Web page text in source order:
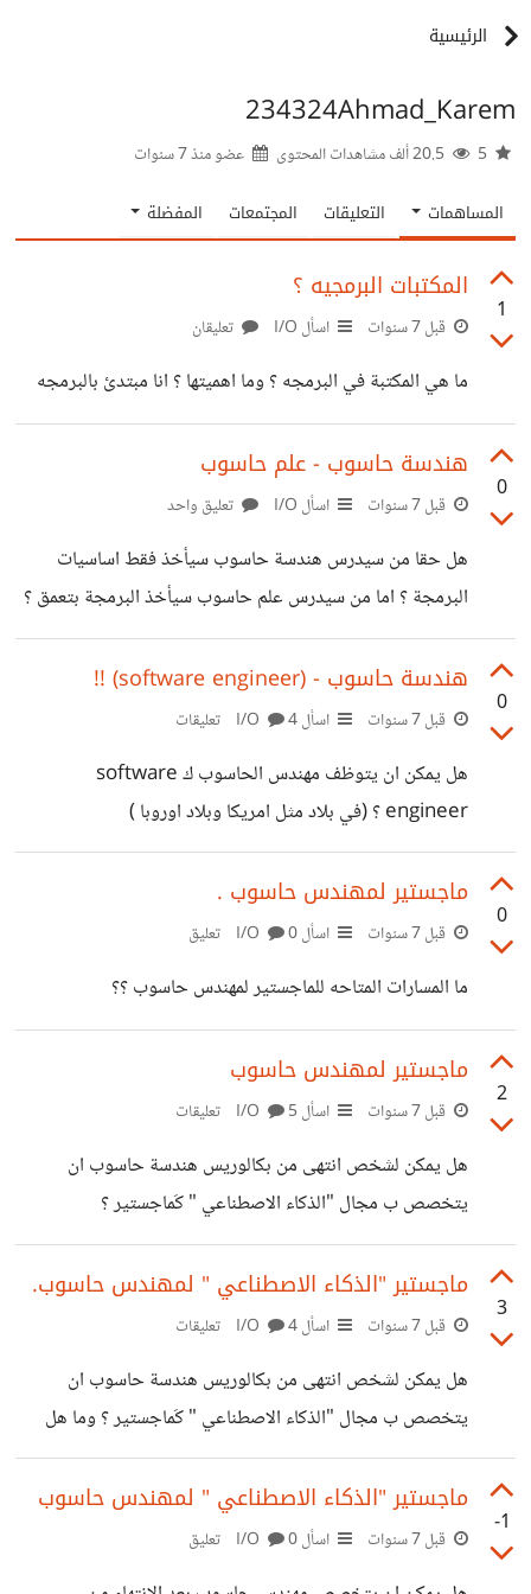
الرئيسية
234324Ahmad_Karem
عضو منذ7 سنوات
المساهمات التعليقات المجتمعات المفضلة
1
المكتبات البرمجيه ؟
قبل 7 سنوات اسأل I/O تعليقان
ما هي المكتبة في البرمجه ؟ وما اهميتها ؟ انا مبتدئ بالبرمجه
0
هندسة حاسوب - علم حاسوب
قبل 7 سنوات اسأل I/O تعليق واحد
هل حقا من سيدرس هندسة حاسوب سيأخذ فقط اساسيات
البرمجة ؟ اما من سيدرس علم حاسوب سيأخذ البرمجة بتعمق ؟
0
هندسة حاسوب - (software engineer) !!
قبل 7 سنوات اسأل I/O4 تعليقات
هل يمكن ان يتوظف مهندس الحاسوب ك software
engineer ؟ (في بلاد مثل امريكا وبلاد اوروبا )
0
ماجستير لمهندس حاسوب .
قبل 7 سنوات اسأل I/O0 تعليق
ما المسارات المتاحه للماجستير لمهندس حاسوب ؟؟
2
ماجستير لمهندس حاسوب
قبل 7 سنوات اسأل I/O 5 تعليقات
هل يمكن لشخص انتهى من بكالوريس هندسة حاسوب ان
يتخصص ب مجال "الذكاء الاصطناعي " كَماجستير ؟
3
ماجستير "الذكاء الاصطناعي " لمهندس حاسوب.
قبل 7 سنوات اسأل I/O4 تعليقات
هل يمكن لشخص انتهى من بكالوريس هندسة حاسوب ان
يتخصص ب مجال "الذكاء الاصطناعي " كَماجستير ؟ وما هل
التخصصات المتاحه للماجستير لمهندس حاسوب ؟ وهل تختلف
بشدة عن تخصصات الماجستير لعلم الحاسوب ؟ ام هناك
تخصصات مشتركة ؟
-1
ماجستير "الذكاء الاصطناعي " لمهندس حاسوب
قبل 7 سنوات اسأل I/O0 تعليق